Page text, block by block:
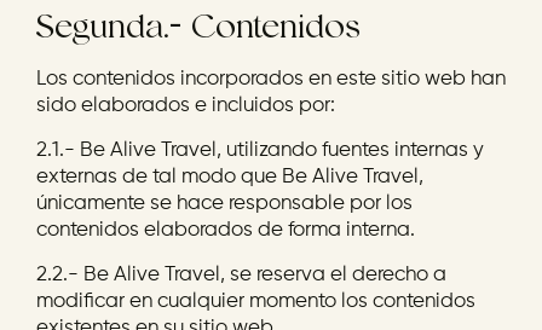
Segunda.- Contenidos
Los contenidos incorporados en este sitio web han
sido elaborados e incluidos por:
2.1.- Be Alive Travel, utilizando fuentes internas y
externas de tal modo que Be Alive Travel,
únicamente se hace responsable por los
contenidos elaborados de forma interna.
2.2.- Be Alive Travel, se reserva el derecho a
modificar en cualquier momento los contenidos